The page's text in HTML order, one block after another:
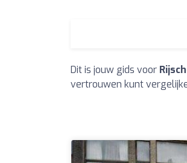
Dit is jouw gids voor
vertrouwen kunt